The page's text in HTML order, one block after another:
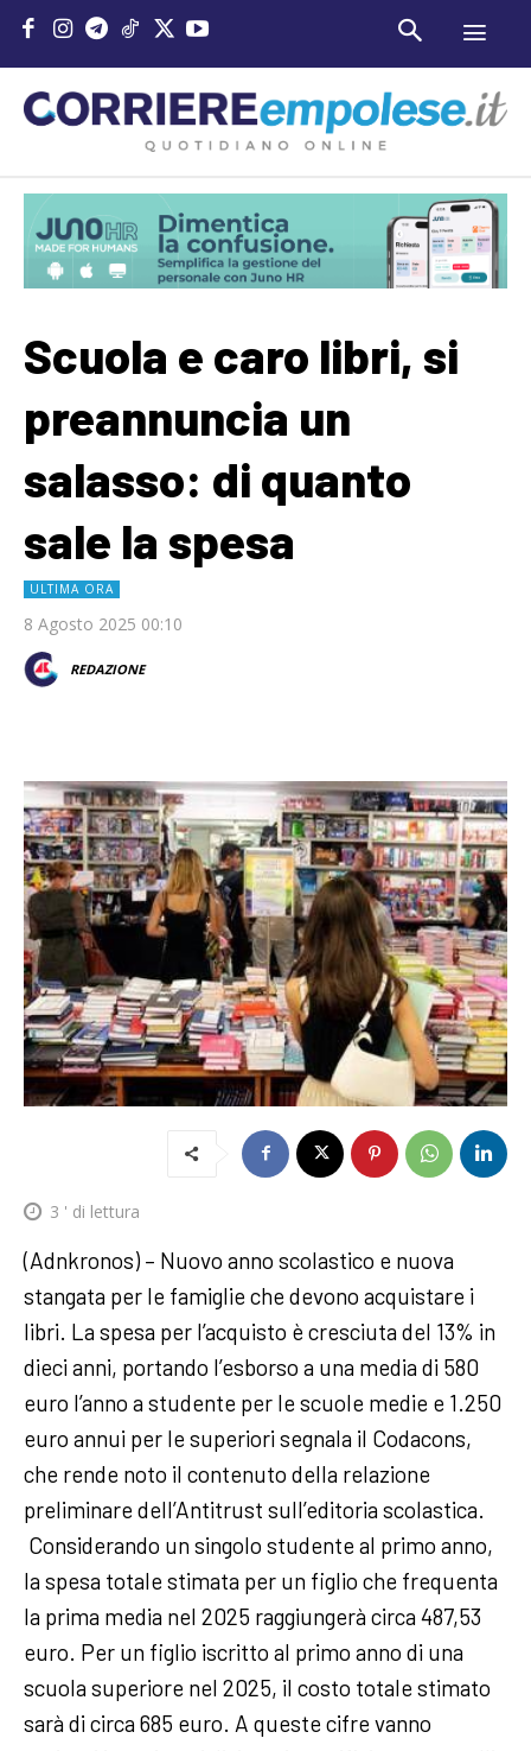
Scuola e caro libri, si
preannuncia un
salasso: di quanto
sale la spesa
ULTIMA ORA
8 Agosto 2025 00:10
REDAZIONE
3 ' di lettura
(Adnkronos) – Nuovo anno scolastico e nuova
stangata per le famiglie che devono acquistare i
libri. La spesa per l’acquisto è cresciuta del 13% in
dieci anni, portando l’esborso a una media di 580
euro l’anno a studente per le scuole medie e 1.250
euro annui per le superiori segnala il Codacons,
che rende noto il contenuto della relazione
preliminare dell’Antitrust sull’editoria scolastica.
Considerando un singolo studente al primo anno,
la spesa totale stimata per un figlio che frequenta
la prima media nel 2025 raggiungerà circa 487,53
euro. Per un figlio iscritto al primo anno di una
scuola superiore nel 2025, il costo totale stimato
sarà di circa 685 euro. A queste cifre vanno